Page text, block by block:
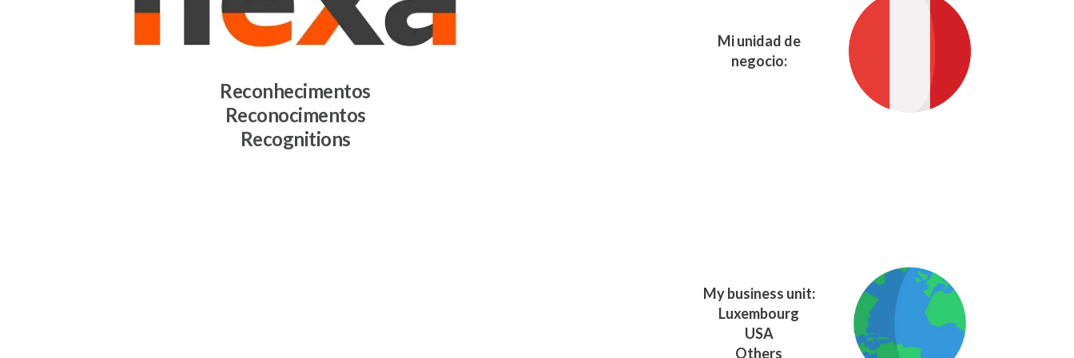
Reconhecimentos
Reconocimentos
Recognitions
Mi unidad de
negocio:
My business unit:
Luxembourg
USA
Others